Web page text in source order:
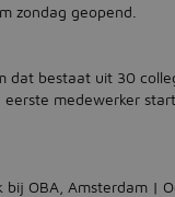
zondag geopend.
bestaat uit 30
eerste medewerker
bij OBA, Amsterdam |